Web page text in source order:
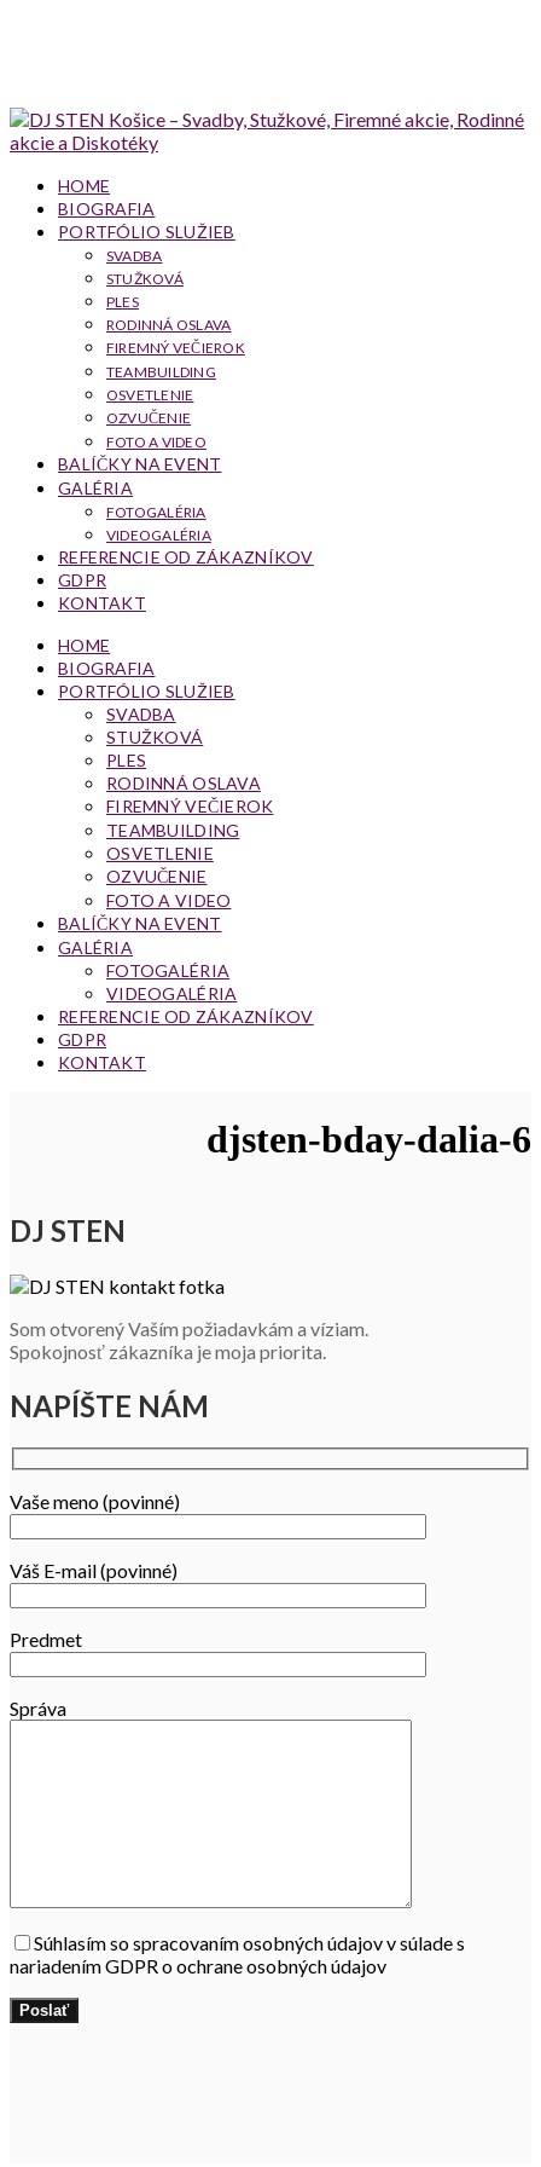
HOME
BIOGRAFIA
PORTFÓLIO SLUŽIEB
SVADBA
STUŽKOVÁ
PLES
RODINNÁ OSLAVA
FIREMNÝ VEČIEROK
TEAMBUILDING
OSVETLENIE
OZVUČENIE
FOTO A VIDEO
BALÍČKY NA EVENT
GALÉRIA
FOTOGALÉRIA
VIDEOGALÉRIA
REFERENCIE OD ZÁKAZNÍKOV
GDPR
KONTAKT
HOME
BIOGRAFIA
PORTFÓLIO SLUŽIEB
SVADBA
STUŽKOVÁ
PLES
RODINNÁ OSLAVA
FIREMNÝ VEČIEROK
TEAMBUILDING
OSVETLENIE
OZVUČENIE
FOTO A VIDEO
BALÍČKY NA EVENT
GALÉRIA
FOTOGALÉRIA
VIDEOGALÉRIA
REFERENCIE OD ZÁKAZNÍKOV
GDPR
KONTAKT
djsten-bday-dalia-6
DJ STEN
Som otvorený Vaším požiadavkám a víziam.
Spokojnosť zákazníka je moja priorita.
NAPÍŠTE NÁM
Vaše meno (povinné)
Váš E-mail (povinné)
Predmet
Správa
Súhlasím so spracovaním osobných údajov v súlade s
nariadením GDPR o ochrane osobných údajov